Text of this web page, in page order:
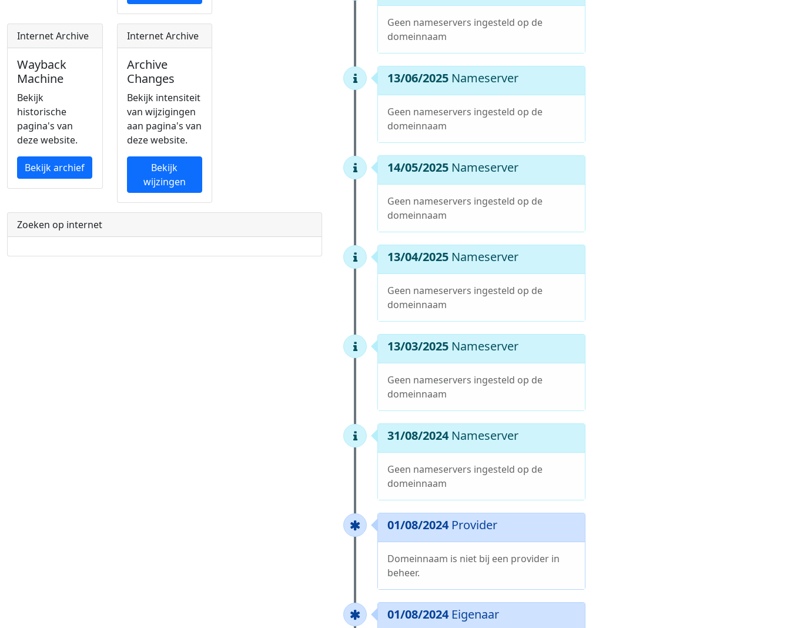
Internet Archive
Wayback
Machine
Bekijk
historische
pagina's van
deze website.
Bekijk archief
Internet Archive
Archive
Changes
Bekijk intensiteit
van wijzigingen
aan pagina's van
deze website.
Bekijk
wijzingen
Zoeken op internet
Geen nameservers ingesteld op de
domeinnaam
13/06/2025 Nameserver
Geen nameservers ingesteld op de
domeinnaam
14/05/2025 Nameserver
Geen nameservers ingesteld op de
domeinnaam
13/04/2025 Nameserver
Geen nameservers ingesteld op de
domeinnaam
13/03/2025 Nameserver
Geen nameservers ingesteld op de
domeinnaam
31/08/2024 Nameserver
Geen nameservers ingesteld op de
domeinnaam
01/08/2024 Provider
Domeinnaam is niet bij een provider in
beheer.
01/08/2024 Eigenaar